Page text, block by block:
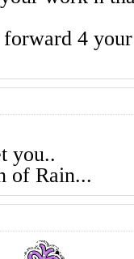
4
you..
of Rain...